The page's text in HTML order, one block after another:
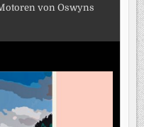
von Oswyns